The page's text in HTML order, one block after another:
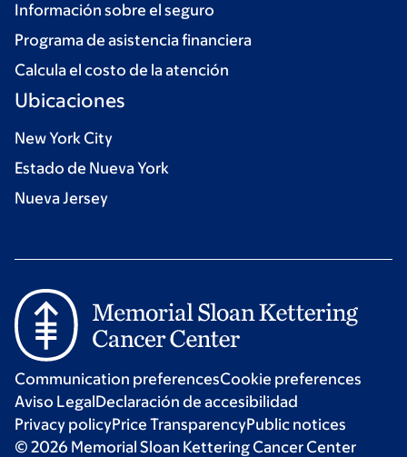
Información sobre el seguro
Programa de asistencia financiera
Calcula el costo de la atención
Ubicaciones
New York City
Estado de Nueva York
Nueva Jersey
Communication preferencesCookie preferences
Aviso LegalDeclaración de accesibilidad
Privacy policyPrice TransparencyPublic notices
© 2026 Memorial Sloan Kettering Cancer Center